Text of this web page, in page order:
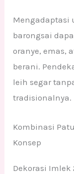
Mengadaptasi
barongsai
oranye, emas,
berani.
leih segar
tradisionalnya.
Kombinasi
Konsep
Dekorasi